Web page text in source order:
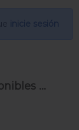
...